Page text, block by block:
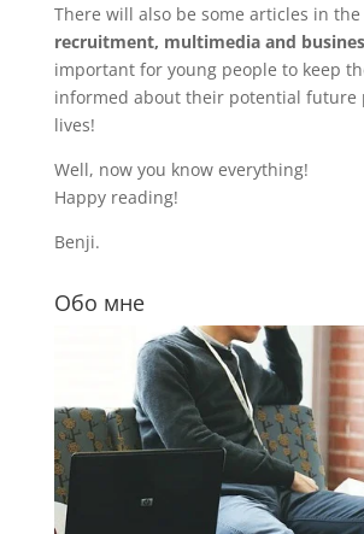
There will also be some articles in
recruitment, multimedia and
important for young people to keep
informed about their potential future
lives!
Well, now you know everything!
Happy reading!
Benji.
Обо мне